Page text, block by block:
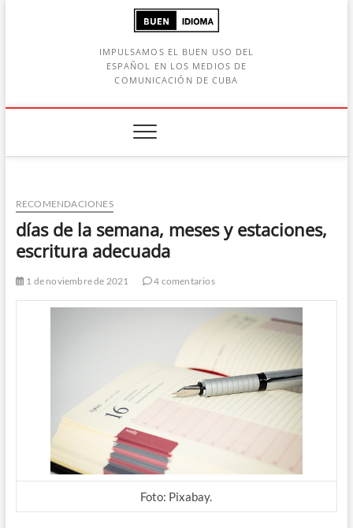
IMPULSAMOS EL BUEN USO DEL
ESPAÑOL EN LOS MEDIOS DE
COMUNICACIÓN DE CUBA
RECOMENDACIONES
días de la semana, meses y estaciones,
escritura adecuada
1 de noviembre de 2021 4 comentarios
Foto: Pixabay.